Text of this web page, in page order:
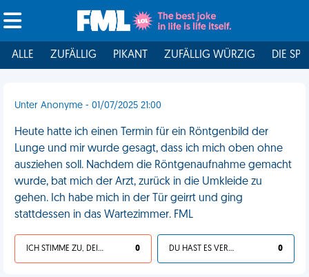
ALLE ZUFÄLLIG PIKANT ZUFÄLLIG WÜRZIG DIE
Unter Anonyme - 01/07/2025 21:00
Heute hatte ich einen Termin für ein Röntgenbild der
Lunge und mir wurde gesagt, dass ich mich oben ohne
ausziehen soll. Nachdem die Röntgenaufnahme gemacht
wurde, bat mich der Arzt, zurück in die Umkleide zu
gehen. Ich habe mich in der Tür geirrt und ging
stattdessen in das Wartezimmer. FML
ICH STIMME ZU, DEIN LEBEN IST SCHEISSE 0 DU HAST ES VERDIENT 0